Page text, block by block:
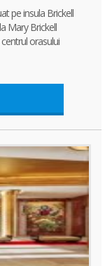
pe insula Brickell
Mary Brickell
orasului